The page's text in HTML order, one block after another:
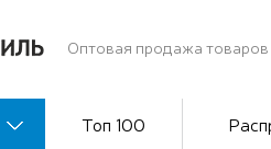
Оптовая продажа
Топ 100